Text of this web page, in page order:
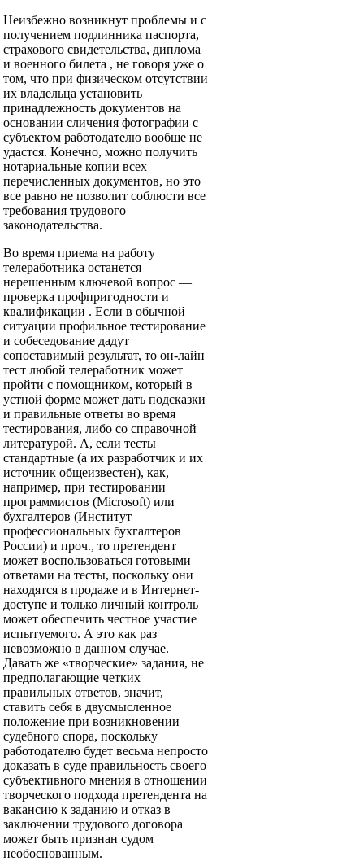
Неизбежно возникнут проблемы и с
получением подлинника паспорта,
страхового свидетельства, диплома
и военного билета , не говоря уже о
том, что при физическом отсутствии
их владельца установить
принадлежность документов на
основании сличения фотографии с
субъектом работодателю вообще не
удастся. Конечно, можно получить
нотариальные копии всех
перечисленных документов, но это
все равно не позволит соблюсти все
требования трудового
законодательства.
Во время приема на работу
телеработника останется
нерешенным ключевой вопрос —
проверка профпригодности и
квалификации . Если в обычной
ситуации профильное тестирование
и собеседование дадут
сопоставимый результат, то он-лайн
тест любой телеработник может
пройти с помощником, который в
устной форме может дать подсказки
и правильные ответы во время
тестирования, либо со справочной
литературой. А, если тесты
стандартные (а их разработчик и их
источник общеизвестен), как,
например, при тестировании
программистов (Microsoft) или
бухгалтеров (Институт
профессиональных бухгалтеров
России) и проч., то претендент
может воспользоваться готовыми
ответами на тесты, поскольку они
находятся в продаже и в Интернет-
доступе и только личный контроль
может обеспечить честное участие
испытуемого. А это как раз
невозможно в данном случае.
Давать же «творческие» задания, не
предполагающие четких
правильных ответов, значит,
ставить себя в двусмысленное
положение при возникновении
судебного спора, поскольку
работодателю будет весьма непросто
доказать в суде правильность своего
субъективного мнения в отношении
творческого подхода претендента на
вакансию к заданию и отказ в
заключении трудового договора
может быть признан судом
необоснованным.